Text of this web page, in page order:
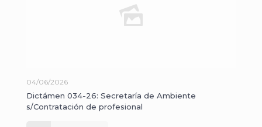
04/06/2026
Dictámen 034-26: Secretaría de Ambiente
s/Contratación de profesional